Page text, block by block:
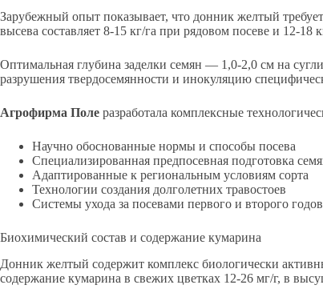
Зарубежный опыт показывает, что донник желтый
высева составляет 8-15 кг/га при рядовом посеве и 12-18
Оптимальная глубина заделки семян — 1,0-2,0 см на
разрушения твердосемянности и инокуляцию
Агрофирма Поле разработала комплексные
Научно обоснованные нормы и способы посева
Специализированная предпосевная подготовка
Адаптированные к региональным условиям сорта
Технологии создания долголетних травостоев
Системы ухода за посевами первого и второго
Биохимический состав и содержание кумарина
Донник желтый содержит комплекс биологически
содержание кумарина в свежих цветках 12-26 мг/г, в